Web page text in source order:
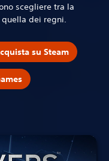
scegliere tra la
dei regni.
su Steam